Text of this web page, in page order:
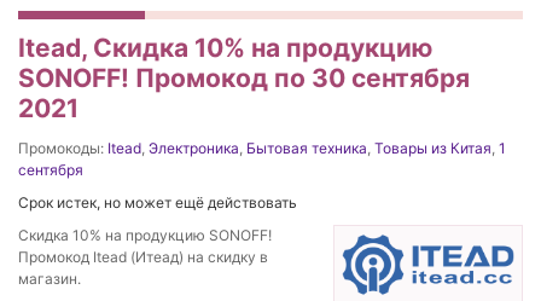
Itead, Скидка 10% на продукцию
SONOFF! Промокод по 30 сентября
2021
Промокоды: Itead, Электроника, Бытовая техника, Товары из Китая, 1
сентября
Срок истек, но может ещё действовать
Скидка 10% на продукцию SONOFF!
Промокод Itead (Итеад) на скидку в
магазин.